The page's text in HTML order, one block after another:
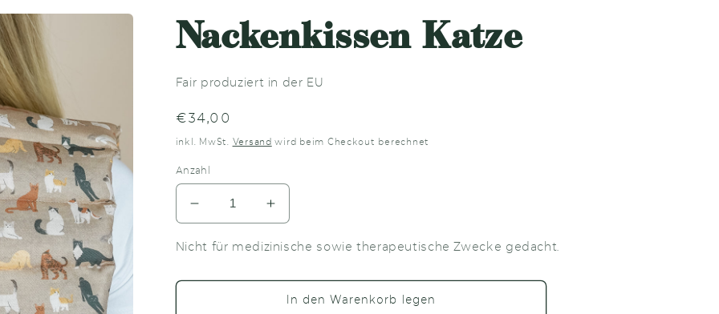
Nackenkissen Katze
Fair produziert in der EU
Normaler
Preis
€34,00
inkl. MwSt. Versand wird beim Checkout berechnet
Anzahl
Verringere
die
Menge
Nackenkissen
Erhöhe
die
Menge
Nackenkissen
Katze
Nicht für medizinische sowie therapeutische Zwecke gedacht.
In den Warenkorb legen